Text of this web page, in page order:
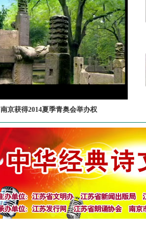
南京获得2014夏季青奥会举办权